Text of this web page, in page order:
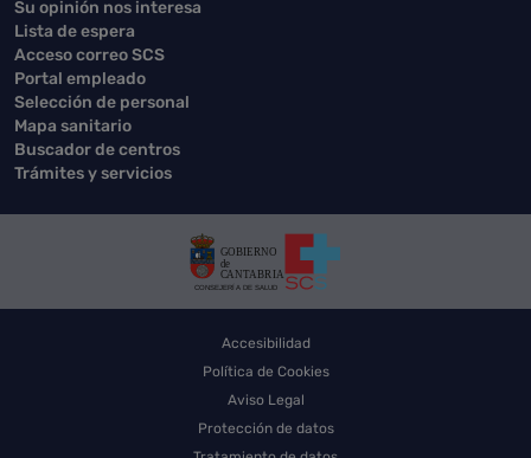
Su opinión nos interesa
Lista de espera
Acceso correo SCS
Portal empleado
Selección de personal
Mapa sanitario
Buscador de centros
Trámites y servicios
Accesibilidad
Política de Cookies
Aviso Legal
Protección de datos